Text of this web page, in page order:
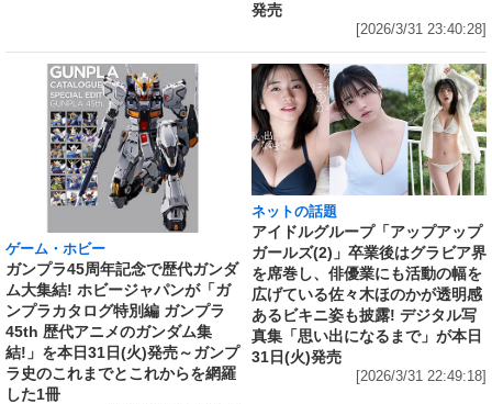
発売
[2026/3/31 23:40:28]
ゲーム・ホビー
ガンプラ45周年記念で歴代ガンダ
ム大集結! ホビージャパンが「ガ
ンプラカタログ特別編 ガンプラ
45th 歴代アニメのガンダム集
結!」を本日31日(火)発売～ガンプ
ラ史のこれまでとこれからを網羅
した1冊
ネットの話題
アイドルグループ「アップアップ
ガールズ(2)」卒業後はグラビア界
を席巻し、俳優業にも活動の幅を
広げている佐々木ほのかが透明感
あるビキニ姿も披露! デジタル写
真集「思い出になるまで」が本日
31日(火)発売
[2026/3/31 22:49:18]